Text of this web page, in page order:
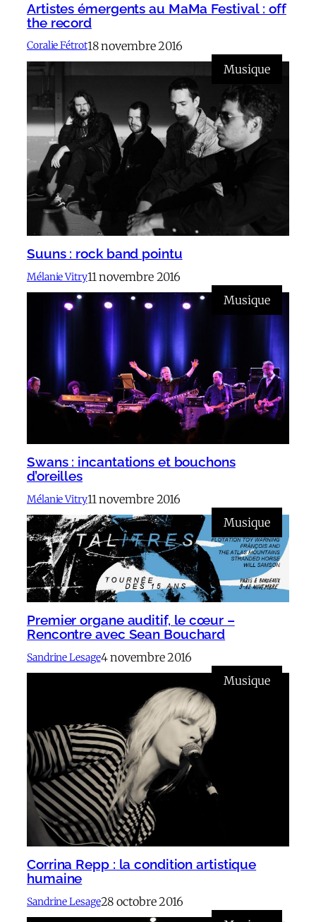
Artistes émergents au MaMa Festival : off
the record
Coralie Fétrot18 novembre 2016
Musique
Suuns : rock band pointu
Mélanie Vitry11 novembre 2016
Musique
Swans : incantations et bouchons
d’oreilles
Mélanie Vitry11 novembre 2016
Musique
Premier organe auditif, le cœur –
Rencontre avec Sean Bouchard
Sandrine Lesage4 novembre 2016
Musique
Corrina Repp : la condition artistique
humaine
Sandrine Lesage28 octobre 2016